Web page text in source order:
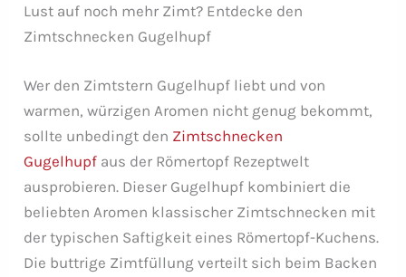
Lust auf noch mehr Zimt? Entdecke den
Zimtschnecken Gugelhupf
Wer den Zimtstern Gugelhupf liebt und von
warmen, würzigen Aromen nicht genug bekommt,
sollte unbedingt den Zimtschnecken
Gugelhupf aus der Römertopf Rezeptwelt
ausprobieren. Dieser Gugelhupf kombiniert die
beliebten Aromen klassischer Zimtschnecken mit
der typischen Saftigkeit eines Römertopf-Kuchens.
Die buttrige Zimtfüllung verteilt sich beim Backen